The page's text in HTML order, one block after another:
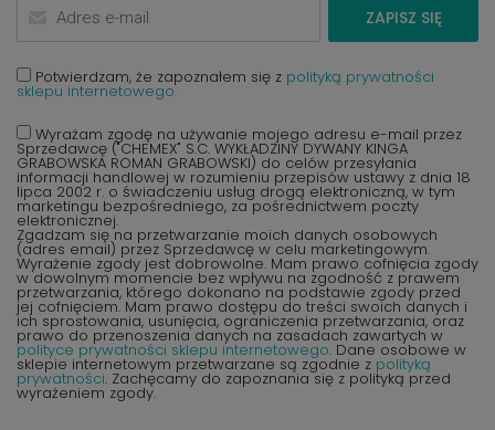
ZAPISZ SIĘ
Potwierdzam, że zapoznałem się z polityką prywatności
sklepu internetowego.
Wyrażam zgodę na używanie mojego adresu e-mail przez
Sprzedawcę ("CHEMEX" S.C. WYKŁADZINY DYWANY KINGA
GRABOWSKA ROMAN GRABOWSKI) do celów przesyłania
informacji handlowej w rozumieniu przepisów ustawy z dnia 18
lipca 2002 r. o świadczeniu usług drogą elektroniczną, w tym
marketingu bezpośredniego, za pośrednictwem poczty
elektronicznej.
Zgadzam się na przetwarzanie moich danych osobowych
(adres email) przez Sprzedawcę w celu marketingowym.
Wyrażenie zgody jest dobrowolne. Mam prawo cofnięcia zgody
w dowolnym momencie bez wpływu na zgodność z prawem
przetwarzania, którego dokonano na podstawie zgody przed
jej cofnięciem. Mam prawo dostępu do treści swoich danych i
ich sprostowania, usunięcia, ograniczenia przetwarzania, oraz
prawo do przenoszenia danych na zasadach zawartych w
polityce prywatności sklepu internetowego. Dane osobowe w
sklepie internetowym przetwarzane są zgodnie z polityką
prywatności. Zachęcamy do zapoznania się z polityką przed
wyrażeniem zgody.